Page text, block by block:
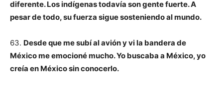
diferente. Los indígenas todavía son gente fuerte. A
pesar de todo, su fuerza sigue sosteniendo al mundo.
63. Desde que me subí al avión y vi la bandera de
México me emocioné mucho. Yo buscaba a México, yo
creía en México sin conocerlo.